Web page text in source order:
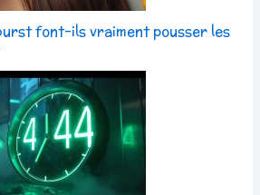
font-ils vraiment pousser les